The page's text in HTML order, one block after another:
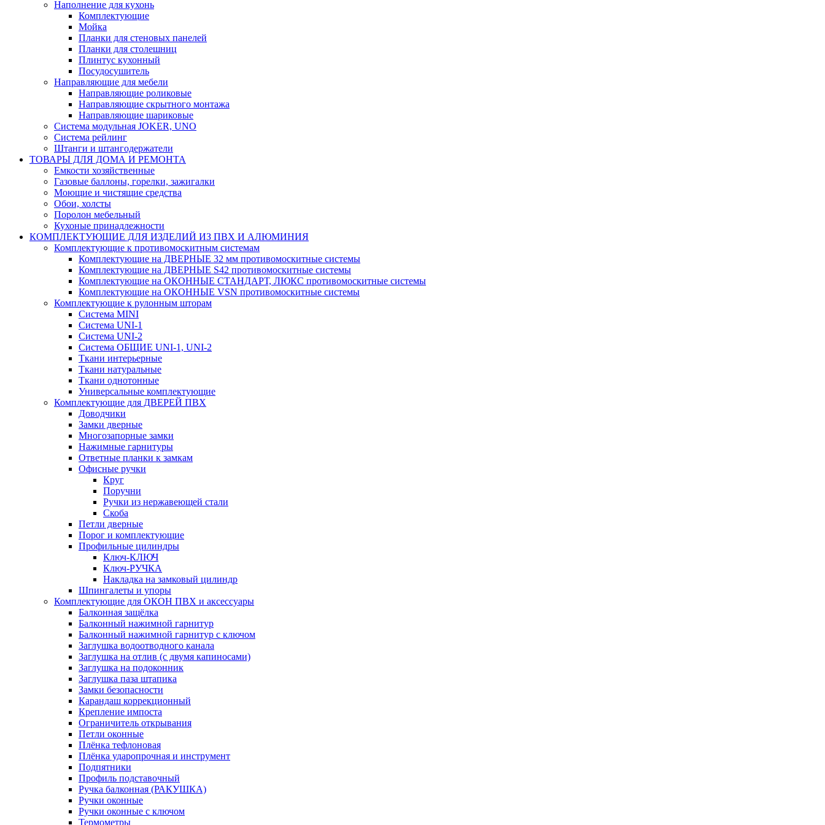
Наполнение для кухонь
Комплектующие
Мойка
Планки для стеновых панелей
Планки для столешниц
Плинтус кухонный
Посудосушитель
Направляющие для мебели
Направляющие роликовые
Направляющие скрытного монтажа
Направляющие шариковые
Система модульная JOKER, UNO
Система рейлинг
Штанги и штангодержатели
ТОВАРЫ ДЛЯ ДОМА И РЕМОНТА
Емкости хозяйственные
Газовые баллоны, горелки, зажигалки
Моющие и чистящие средства
Обои, холсты
Поролон мебельный
Кухоные принадлежности
КОМПЛЕКТУЮЩИЕ ДЛЯ ИЗДЕЛИЙ ИЗ ПВХ И АЛЮМИНИЯ
Комплектующие к противомоскитным системам
Комплектующие на ДВЕРНЫЕ 32 мм противомоскитные системы
Комплектующие на ДВЕРНЫЕ S42 противомоскитные системы
Комплектующие на ОКОННЫЕ СТАНДАРТ, ЛЮКС противомоскитные системы
Комплектующие на ОКОННЫЕ VSN противомоскитные системы
Комплектующие к рулонным шторам
Система MINI
Система UNI-1
Система UNI-2
Система ОБЩИЕ UNI-1, UNI-2
Ткани интерьерные
Ткани натуральные
Ткани однотонные
Универсальные комплектующие
Комплектующие для ДВЕРЕЙ ПВХ
Доводчики
Замки дверные
Многозапорные замки
Нажимные гарнитуры
Ответные планки к замкам
Офисные ручки
Круг
Поручни
Ручки из нержавеющей стали
Скоба
Петли дверные
Порог и комплектующие
Профильные цилиндры
Ключ-КЛЮЧ
Ключ-РУЧКА
Накладка на замковый цилиндр
Шпингалеты и упоры
Комплектующие для ОКОН ПВХ и аксессуары
Балконная защёлка
Балконный нажимной гарнитур
Балконный нажимной гарнитур с ключом
Заглушка водоотводного канала
Заглушка на отлив (с двумя капиносами)
Заглушка на подоконник
Заглушка паза штапика
Замки безопасности
Карандаш коррекционный
Крепление импоста
Ограничитель открывания
Петли оконные
Плёнка тефлоновая
Плёнка ударопрочная и инструмент
Подпятники
Профиль подставочный
Ручка балконная (РАКУШКА)
Ручки оконные
Ручки оконные с ключом
Термометры